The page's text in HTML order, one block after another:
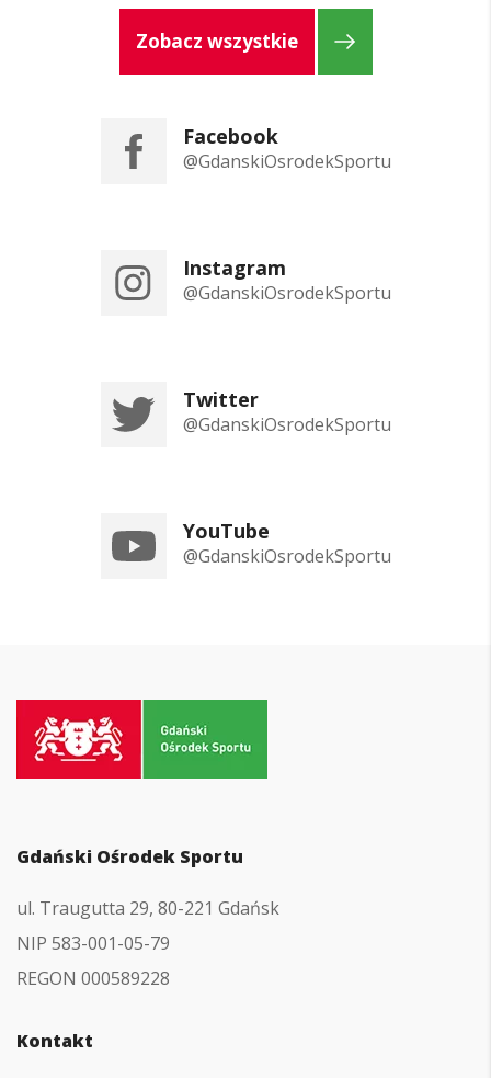
Zobacz wszystkie
Facebook
@GdanskiOsrodekSportu
Instagram
@GdanskiOsrodekSportu
Twitter
@GdanskiOsrodekSportu
YouTube
@GdanskiOsrodekSportu
strony
Gdański Ośrodek Sportu
ul. Traugutta 29, 80-221 Gdańsk
NIP 583-001-05-79
REGON 000589228
Kontakt